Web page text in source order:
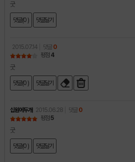
굿
댓글(0 ) 댓글달기
2015.07.14 댓글 0
평점 4
굿
댓글(0 ) 댓글달기
십원에두개 2015.06.28 댓글 0
평점 5
굿
댓글(0 ) 댓글달기